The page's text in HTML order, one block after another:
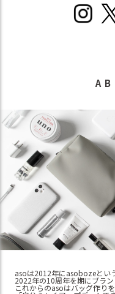
asoは2012年にasobozeとい
2022年の10周年を期にブラ
これからのasoはバッグ作り